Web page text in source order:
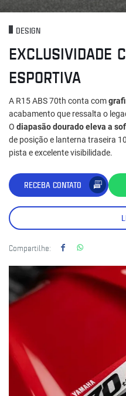
DESIGN
EXCLUSIVIDADE
ESPORTIVA
A R15 ABS 70th conta com
acabamento que ressalta o
O diapasão dourado eleva a
de posição e lanterna traseira
pista e excelente visibilidade.
RECEBA CONTATO
Compartilhe: